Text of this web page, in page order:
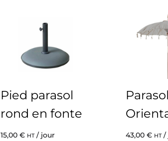
Pied parasol
rond en fonte
15,00 € HT/ jour
Parasol
43,00 € HT/